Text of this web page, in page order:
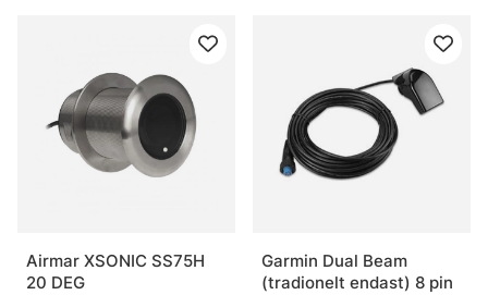
Airmar XSONIC SS75H
20 DEG
Garmin Dual Beam
(tradionelt endast) 8 pin